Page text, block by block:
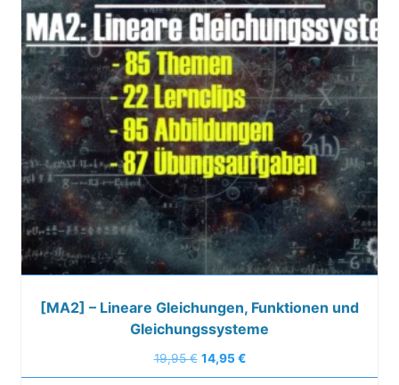
[MA2] – Lineare Gleichungen, Funktionen und
Gleichungssysteme
19,95€ 14,95€